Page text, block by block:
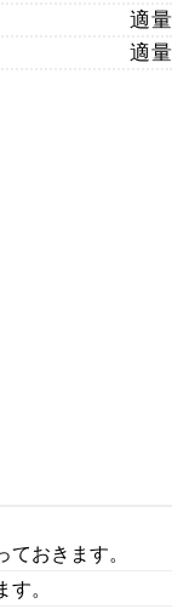
適量
適量
おきます。
。